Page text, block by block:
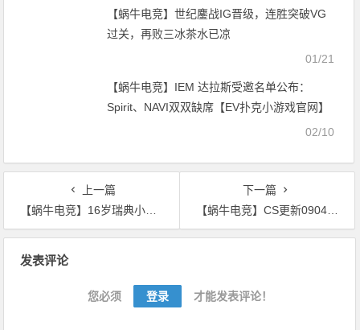
【蜗牛电竞】世纪鏖战IG晋级，连胜突破VG
过关，再败三冰茶水已凉
01/21
【蜗牛电竞】IEM 达拉斯受邀名单公布：
Spirit、NAVI双双缺席【EV扑克小游戏官网】
02/10
上一篇
【蜗牛电竞】16岁瑞典小将MaiL09完成FPL三连冠，成最年轻FPL三连冠选手【EV扑克小游戏官网】
下一篇
【蜗牛电竞】CS更新0904：杂项修复与地图微调【EV扑克小游戏官网】
发表评论
您必须 登录 才能发表评论！